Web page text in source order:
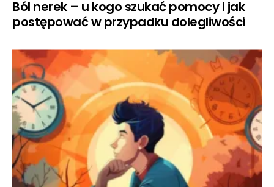
Ból nerek – u kogo szukać pomocy i jak
postępować w przypadku dolegliwości